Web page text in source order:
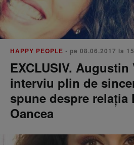
HAPPY PEOPLE • pe 08.06.2017 la
EXCLUSIV. Augustin
interviu plin de
spune despre
Oancea